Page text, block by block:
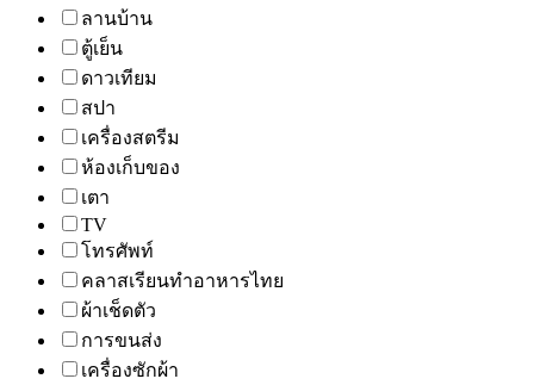
ลานบ้าน
ตู้เย็น
ดาวเทียม
สปา
เครื่องสตรีม
ห้องเก็บของ
เตา
TV
โทรศัพท์
คลาสเรียนทำอาหารไทย
ผ้าเช็ดตัว
การขนส่ง
เครื่องซักผ้า